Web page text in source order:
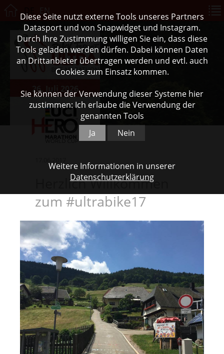
26. Juli 2026
Herzlich Willkommen
zum #ultrabike17
Diese Seite nutzt externe Tools unseres Partners
Datasport und von Snapwidget und Instagram.
Durch Ihre Zustimmung willigen Sie ein, dass diese
Tools geladen werden dürfen. Dabei können Daten
an Drittanbieter übertragen werden und evtl. auch
Cookies zum Einsatz kommen.
Sie können der Verwendung dieser Systeme hier
zustimmen: Ich erlaube die Verwendung der
genannten Tools
Ja
Nein
Weitere Informationen in unserer
Datenschutzerklärung